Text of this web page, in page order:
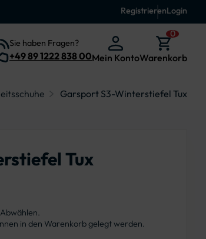
RegistrierenLogin
Sie haben Fragen?
+49 89 1222 838 00Mein Konto
0
Warenkorb
Garsport S3-Winterstiefel Tux
Tux
in den Warenkorb gelegt werden.